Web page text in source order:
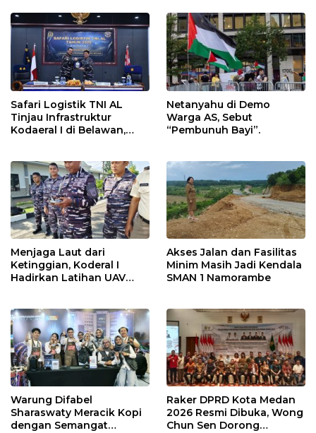
Safari Logistik TNI AL
Tinjau Infrastruktur
Kodaeral I di Belawan,
Netanyahu di Demo
Warga AS, Sebut
“Pembunuh Bayi”.
Menjaga Laut dari
Ketinggian, Koderal I
Hadirkan Latihan UAV
Akses Jalan dan Fasilitas
Minim Masih Jadi Kendala
SMAN 1 Namorambe
Warung Difabel
Sharaswaty Meracik Kopi
dengan Semangat
Raker DPRD Kota Medan
2026 Resmi Dibuka, Wong
Chun Sen Dorong